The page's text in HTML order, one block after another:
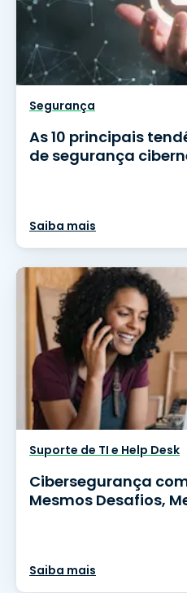
Segurança
As 10 principais
de segurança
Saiba mais
Suporte de TI e Help Desk
Cibersegurança
Mesmos Desafios,
Saiba mais